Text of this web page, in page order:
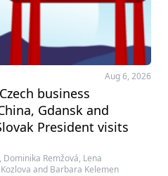
Aug 6, 2026
business
Gdansk and
President visits
Remžová, Lena
and Barbara Kelemen